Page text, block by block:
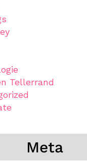
Tellerrand
Meta